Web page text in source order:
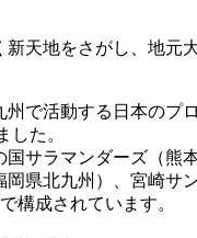
新天地をさがし、地元
州で活動する日本のプ
した。
国サラマンダーズ（熊
岡県北九州）、宮崎サ
構成されています。